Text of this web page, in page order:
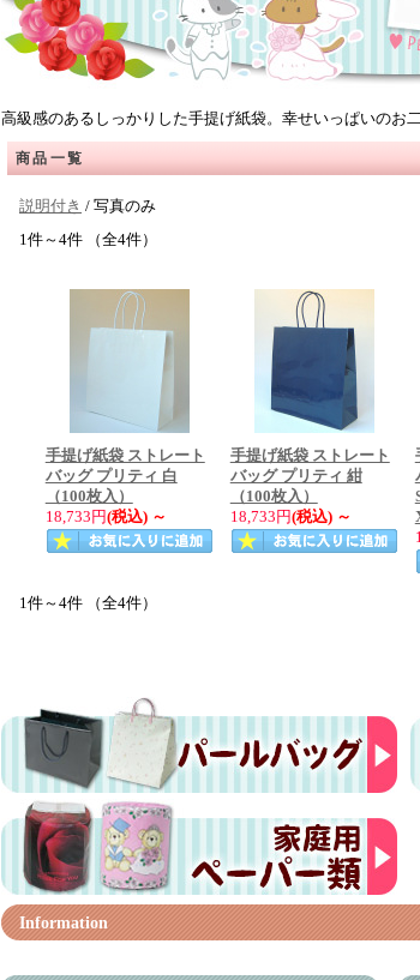
高級感のあるしっかりした手提げ紙袋。幸せいっぱいのお
商品一覧
説明付き / 写真のみ
1件～4件 （全4件）
手提げ紙袋 ストレート
バッグ プリティ 白
（100枚入）
18,733円(税込) ～
手提げ紙袋 ストレート
バッグ プリティ 紺
（100枚入）
18,733円(税込) ～
1件～4件 （全4件）
Information